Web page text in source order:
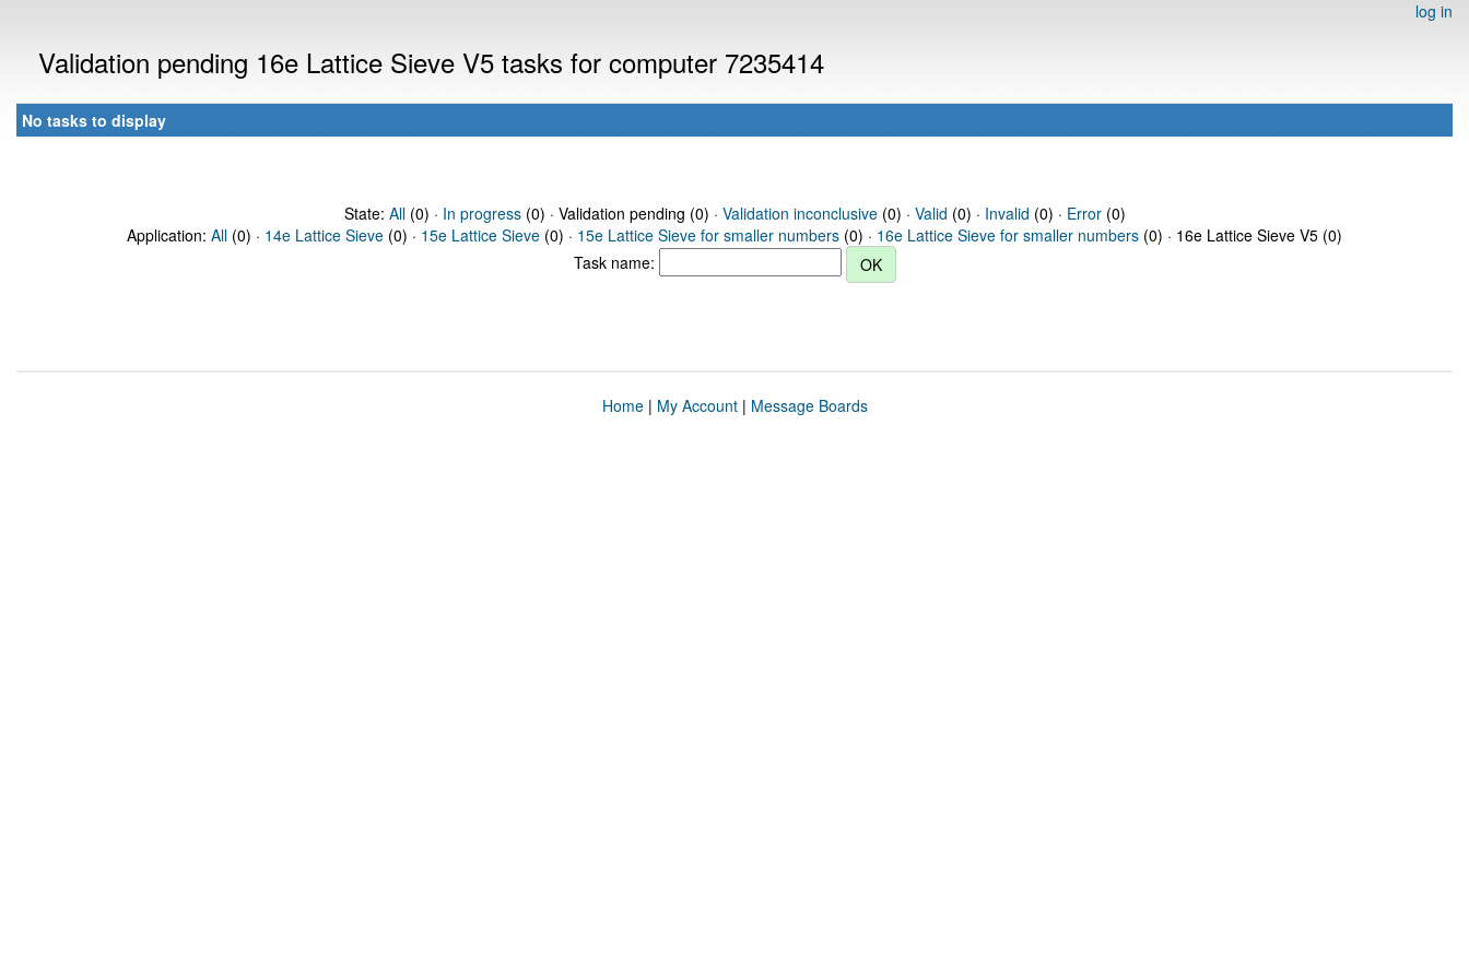
log in
Validation pending 16e Lattice Sieve V5 tasks for computer 7235414
No tasks to display
State: All(0) · In progress(0) · Validation pending (0) · Validation inconclusive(0) · Valid (0) · Invalid (0) · Error(0)
Application: All (0) · 14e Lattice Sieve (0) · 15e Lattice Sieve (0) · 15e Lattice Sieve for smaller numbers (0) · 16e Lattice Sieve for smaller numbers (0) · 16e Lattice Sieve V5 (0)
Task name:
Home| My Account| Message Boards